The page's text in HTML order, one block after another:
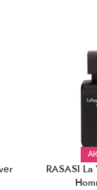
RASASI